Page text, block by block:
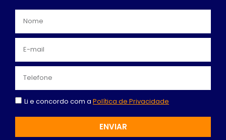
Li e concordo com a Política de Privacidade
ENVIAR